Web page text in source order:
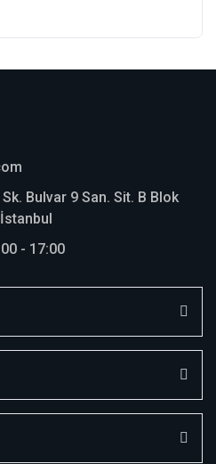
Bulvar 9 San. Sit. B Blok
- 17:00